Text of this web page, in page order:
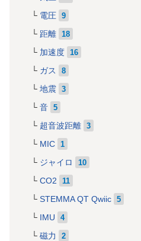
電圧 9
距離 18
加速度 16
ガス 8
地震 3
音 5
超音波距離 3
MIC 1
ジャイロ 10
CO2 11
STEMMA QT Qwiic 5
IMU 4
磁力 2